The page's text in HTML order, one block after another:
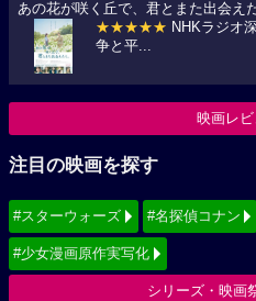
あの花が咲く丘で、君とまた出会え
★★★★★ NHKラジオ
争と平...
映画レ
注目の映画を探す
#スターウォーズ #名探偵コナン
#少女漫画原作実写化
シリーズ・映画